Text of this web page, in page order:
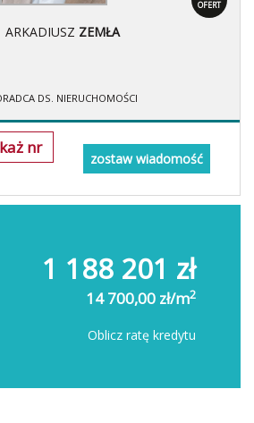
OFERT
ARKADIUSZ ZEMŁA
DS. NIERUCHOMOŚCI
nr
zostaw wiadomość
1 188 201 zł
14 700,00 zł/m2
Oblicz ratę kredytu